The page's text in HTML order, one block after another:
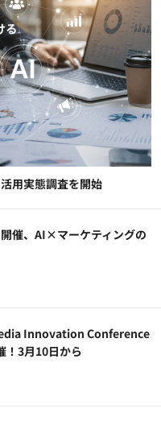
用実態調査を開始
催、AI×マーケティングの
Innovation Conference
！3月10日から